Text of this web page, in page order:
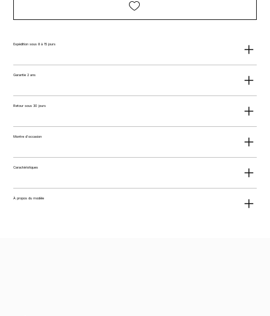
Expédition sous 8 à 15 jours
Garantie 2 ans
Retour sous 30 jours
Montre d'occasion
Caractéristiques
À propos du modèle